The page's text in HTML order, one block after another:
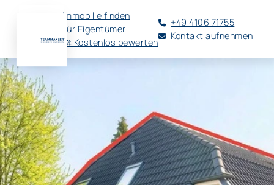
Immobilie finden
Für Eigentümer
🚀 Kostenlos bewerten
+49 4106 71755
Kontakt aufnehmen